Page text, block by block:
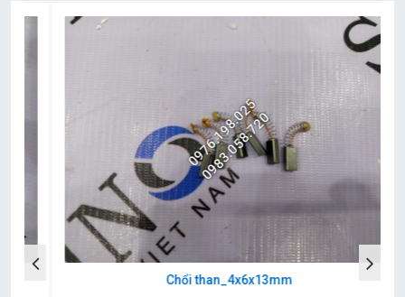
0976.198.025
0983.058.720
Chổi than_4x6x13mm